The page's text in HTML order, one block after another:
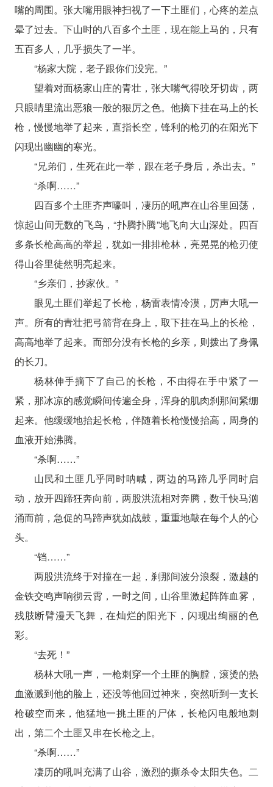
嘴的周围。张大嘴用眼神扫视了一下土匪们，心疼的差点
晕了过去。下山时的八百多个土匪，现在能上马的，只有
五百多人，几乎损失了一半。
“杨家大院，老子跟你们没完。”
望着对面杨家山庄的青壮，张大嘴气得咬牙切齿，两
只眼睛里流出恶狼一般的狠厉之色。他摘下挂在马上的长
枪，慢慢地举了起来，直指长空，锋利的枪刃的在阳光下
闪现出幽幽的寒光。
“兄弟们，生死在此一举，跟在老子身后，杀出去。”
“杀啊……”
四百多个土匪齐声嚎叫，凄历的吼声在山谷里回荡，
惊起山间无数的飞鸟，“扑腾扑腾”地飞向大山深处。四百
多条长枪高高的举起，犹如一排排枪林，亮晃晃的枪刃使
得山谷里徒然明亮起来。
“乡亲们，抄家伙。”
眼见土匪们举起了长枪，杨雷表情冷漠，厉声大吼一
声。所有的青壮把弓箭背在身上，取下挂在马上的长枪，
高高地举了起来。而部分没有长枪的乡亲，则拨出了身佩
的长刀。
杨林伸手摘下了自己的长枪，不由得在手中紧了一
紧，那冰凉的感觉瞬间传遍全身，浑身的肌肉刹那间紧绷
起来。他缓缓地抬起长枪，伴随着长枪慢慢抬高，周身的
血液开始沸腾。
“杀啊……”
山民和土匪几乎同时呐喊，两边的马蹄几乎同时启
动，放开四蹄狂奔向前，两股洪流相对奔腾，数千快马汹
涌而前，急促的马蹄声犹如战鼓，重重地敲在每个人的心
头。
“铛……”
两股洪流终于对撞在一起，刹那间波分浪裂，激越的
金铁交鸣声响彻云霄，一时之间，山谷里激起阵阵血雾，
残肢断臂漫天飞舞，在灿烂的阳光下，闪现出绚丽的色
彩。
“去死！”
杨林大吼一声，一枪刺穿一个土匪的胸膛，滚烫的热
血激溅到他的脸上，还没等他回过神来，突然听到一支长
枪破空而来，他猛地一挑土匪的尸体，长枪闪电般地刺
出，第二个土匪又串在长枪之上。
“杀啊……”
凄历的吼叫充满了山谷，激烈的撕杀令太阳失色。二